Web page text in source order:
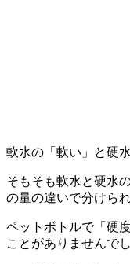
軟水の「軟い」と硬
そもそも軟水と硬水
の量の違いで分けら
ペットボトルで「硬
ことがありませんで